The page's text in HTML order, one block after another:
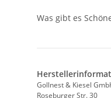
Was gibt es
Gollnest & Kiesel
Roseburger Str. 30